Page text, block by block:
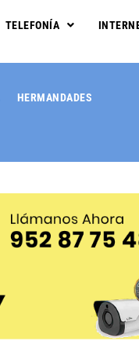
TELEFONÍA
HERMANDADES